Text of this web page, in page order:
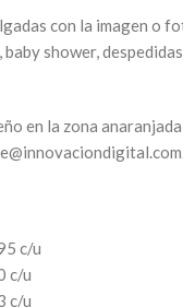
con la imagen o
shower,
en la zona
c/u
c/u
c/u